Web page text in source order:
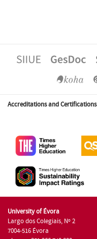
Accreditations and Certifications
University of Évora
Largo dos Colegiais, Nº 2
7004-516 Évora